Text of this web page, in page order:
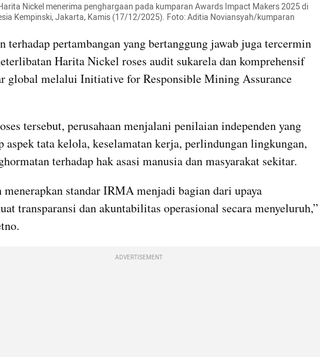
Nickel menerima penghargaan pada kumparan Awards Impact Makers 2025 di
Kempinski, Jakarta, Kamis (17/12/2025). Foto: Aditia Noviansyah/kumparan
terhadap pertambangan yang bertanggung jawab juga tercermin
Harita Nickel roses audit sukarela dan komprehensif
global melalui Initiative for Responsible Mining Assurance
tersebut, perusahaan menjalani penilaian independen yang
aspek tata kelola, keselamatan kerja, perlindungan lingkungan,
terhadap hak asasi manusia dan masyarakat sekitar.
menerapkan standar IRMA menjadi bagian dari upaya
transparansi dan akuntabilitas operasional secara menyeluruh,”
ADVERTISEMENT